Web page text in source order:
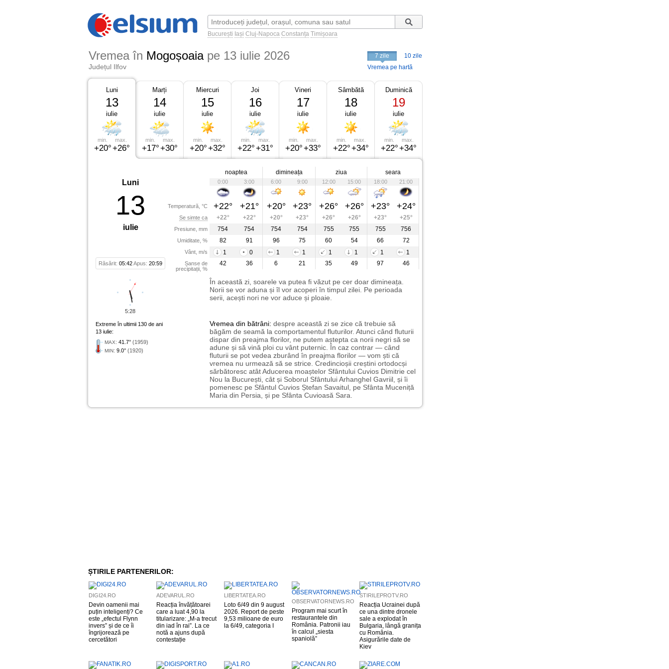
București Iași Cluj-Napoca Constanța Timișoara
Vremea în Mogoșoaia pe 13 iulie 2026
Județul Ilfov
7 zile
10 zile
Vremea pe hartă
Luni
13
iulie
min.
+20°
max.
+26°
Marți
14
iulie
min.
+17°
max.
+30°
Miercuri
15
iulie
min.
+20°
max.
+32°
Joi
16
iulie
min.
+22°
max.
+31°
Vineri
17
iulie
min.
+20°
max.
+33°
Sâmbătă
18
iulie
min.
+22°
max.
+34°
Duminică
19
iulie
min.
+22°
max.
+34°
Luni
13
iulie
Răsărit: 05:42Apus: 20:59
Temperatură, °C
Se simte ca
Presiune, mm
Umiditate, %
Vânt, m/s
Șanse de
precipitații, %
noaptea dimineața ziua seara
0:00 3:00 6:00 9:00 12:00 15:00 18:00 21:00
+22° +21° +20° +23° +26° +26° +23° +24°
+22° +22° +20° +23° +26° +26° +23°
+25°
754
754 754 754 755 755 755
756
82
91 96 75 60 54 66
72
1
0 1 1 1 1 1
1
42
36 6 21 35 49 97 46
În această zi, soarele va putea fi văzut pe cer doar dimineața.
Norii se vor aduna și îl vor acoperi în timpul zilei. Pe perioada
serii, acești nori ne vor aduce și ploaie.
Extreme în ultimii 130 de ani
13 iulie:
MAX: 41.7° (1959)
MIN: 9.0° (1920)
Vremea din bătrâni: despre această zi se zice că trebuie să
băgăm de seamă la comportamentul fluturilor. Atunci când fluturii
dispar din preajma florilor, ne putem aștepta ca norii negri să se
adune și să vină ploi cu vânt puternic. În caz contrar — când
fluturii se pot vedea zburând în preajma florilor — vom ști că
vremea nu urmează să se strice. Credincioșii creștini ortodocși
sărbătoresc atât Aducerea moaștelor Sfântului Cuvios Dimitrie cel
Nou la București, cât și Soborul Sfântului Arhanghel Gavriil, și îi
pomenesc pe Sfântul Cuvios Ștefan Savaitul, pe Sfânta Muceniță
Maria din Persia, și pe Sfânta Cuvioasă Sara.
5:28
ȘTIRILE PARTENERILOR:
DIGI24.RO
Devin oamenii mai
puțin inteligenți? Ce
este „efectul Flynn
invers” și de ce îi
îngrijorează pe
cercetători
ADEVARUL.RO
Reacția învățătoarei
care a luat 4,90 la
titularizare: „M-a trecut
din iad în rai”. La ce
notă a ajuns după
contestație
LIBERTATEA.RO
Loto 6/49 din 9 august
2026. Report de peste
9,53 milioane de euro
la 6/49, categoria I
OBSERVATORNEWS.RO
Program mai scurt în
restaurantele din
România. Patronii iau
în calcul „siesta
spaniolă”
STIRILEPROTV.RO
Reacția Ucrainei după
ce una dintre dronele
sale a explodat în
Bulgaria, lângă granița
cu România.
Asigurările date de
Kiev